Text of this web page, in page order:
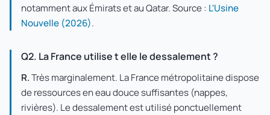
notamment aux Émirats et au Qatar. Source : L'Usine
Nouvelle (2026).
Q2. La France utilise t elle le dessalement ?
R.Très marginalement. La France métropolitaine dispose
de ressources en eau douce suffisantes (nappes,
rivières). Le dessalement est utilisé ponctuellement